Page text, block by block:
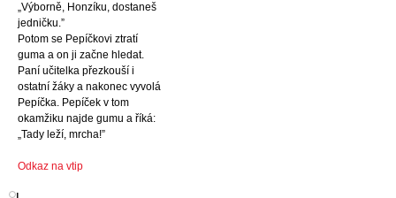
„Výborně, Honzíku, dostaneš
jedničku.”
Potom se Pepíčkovi ztratí
guma a on ji začne hledat.
Paní učitelka přezkouší i
ostatní žáky a nakonec vyvolá
Pepíčka. Pepíček v tom
okamžiku najde gumu a říká:
„Tady leží, mrcha!”
Odkaz na vtip